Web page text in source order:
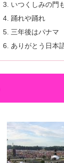
いつくしみの門
踊れや踊れ
三年後はパナマ
ありがとう日本